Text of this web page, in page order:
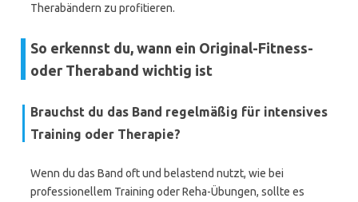
Therabändern zu profitieren.
So erkennst du, wann ein Original-Fitness-
oder Theraband wichtig ist
Brauchst du das Band regelmäßig für intensives
Training oder Therapie?
Wenn du das Band oft und belastend nutzt, wie bei
professionellem Training oder Reha-Übungen, sollte es